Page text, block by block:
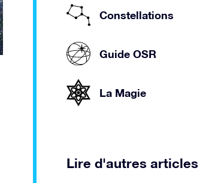
Constellations
Guide OSR
La Magie
Lire d'autres articles